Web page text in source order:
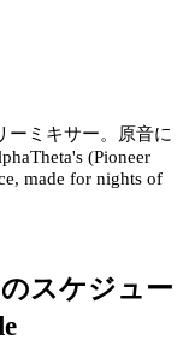
ーミキサー。原音に
(Pioneer
made for nights of
スケジュー